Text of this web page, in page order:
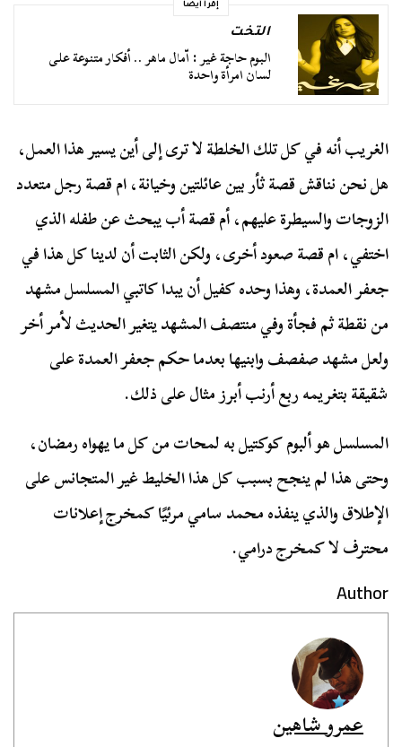
إقرأ أيضا
التخت
البوم حاجة غير : اّمال ماهر .. أفكار متنوعة على
لسان امرأة واحدة
الغريب أنه في كل تلك الخلطة لا ترى إلى أين يسير هذا العمل،
هل نحن نناقش قصة ثأر بين عائلتين وخيانة، ام قصة رجل متعدد
الزوجات والسيطرة عليهم، أم قصة أب يبحث عن طفله الذي
اختفي، ام قصة صعود أخرى، ولكن الثابت أن لدينا كل هذا في
جعفر العمدة، وهذا وحده كفيل أن يبدا كاتبي المسلسل مشهد
من نقطة ثم فجأة وفي منتصف المشهد يتغير الحديث لأمر أخر
ولعل مشهد صفصف وابنيها بعدما حكم جعفر العمدة على
شقيقة بتغريمه ربع أرنب أبرز مثال على ذلك.
المسلسل هو ألبوم كوكتيل به لمحات من كل ما يهواه رمضان،
وحتى هذا لم ينجح بسبب كل هذا الخليط غير المتجانس على
الإطلاق والذي ينفذه محمد سامي مرئيًا كمخرج إعلانات
محترف لا كمخرج درامي.
Author
عمرو شاهين